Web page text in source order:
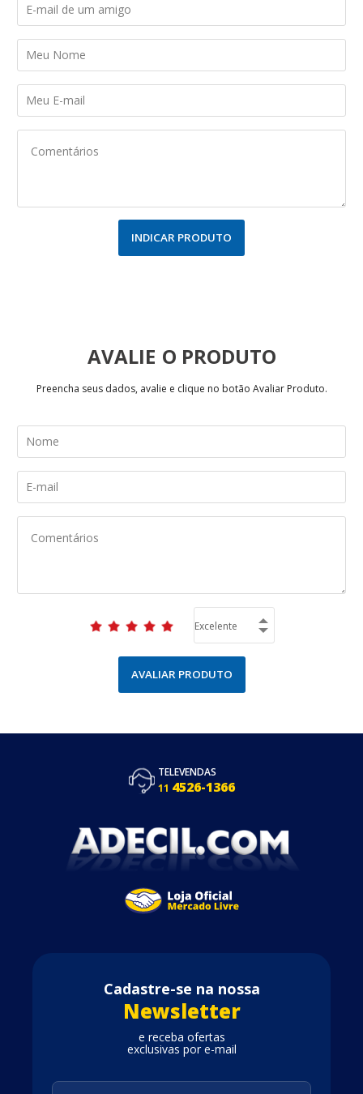
INDICAR PRODUTO
AVALIE
Preencha seus dados, avalie e clique no botão Avaliar Produto.
AVALIAR PRODUTO
TELEVENDAS
11 4526-1366
Cadastre-se na nossa
Newsletter
e receba ofertas
exclusivas por e-mail